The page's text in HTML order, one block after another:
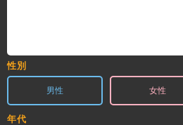
性別
男性 女性
年代